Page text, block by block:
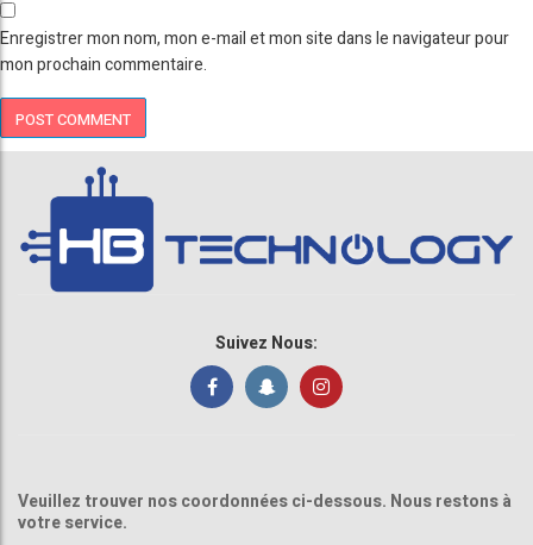
Enregistrer mon nom, mon e-mail et mon site dans le navigateur pour
mon prochain commentaire.
Suivez Nous:
Veuillez trouver nos coordonnées ci-dessous. Nous restons à
votre service.